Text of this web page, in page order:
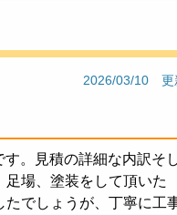
2026/03/10 更
。見積の詳細な内訳そ
場、塗装をして頂いた
でしょうが、丁寧に工